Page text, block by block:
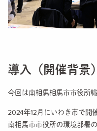
導入（開催背景）
今回は南相馬相馬市市役所
2024年12月にいわき市で開
南相馬市市役所の環境部署